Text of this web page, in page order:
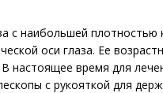
с наибольшей плотностью
оси глаза. Ее
настоящее время для
с рукояткой для